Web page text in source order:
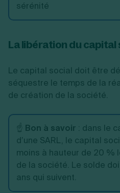
sérénité
La libération du capital
Le capital social doit être
séquestre le temps de la
de création de la société.
☝️ Bon à savoir : dans le
d’une SARL, le capital
moins à hauteur de 20 %
de la société. Le solde
ans qui suivent.